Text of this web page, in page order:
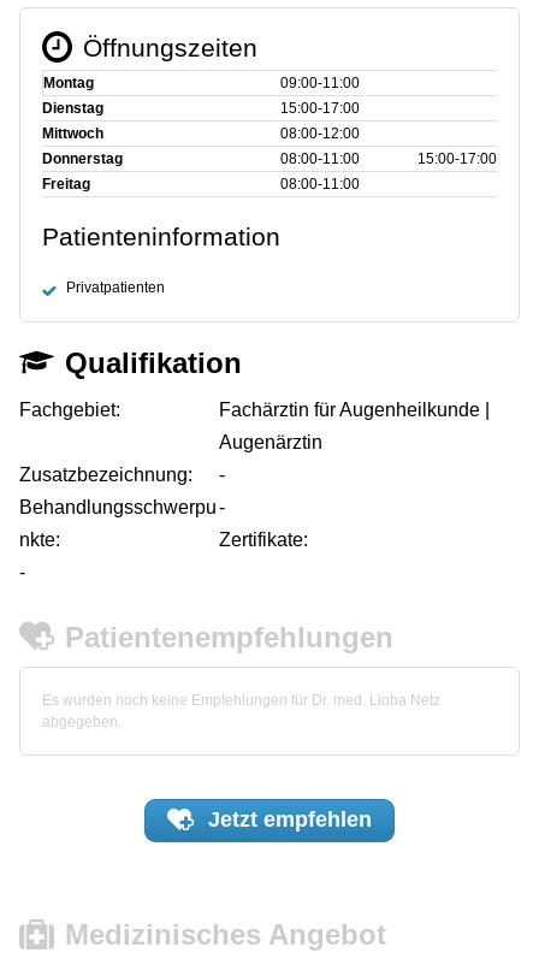
Öffnungszeiten
Montag
09:00‑11:00
Dienstag
15:00‑17:00
Mittwoch
08:00‑12:00
Donnerstag
08:00‑11:00
15:00‑17:00
Freitag
08:00‑11:00
Patienteninformation
Privatpatienten
Qualifikation
Fachgebiet:
Fachärztin für Augenheilkunde |
Augenärztin
Zusatzbezeichnung:
-
Behandlungsschwerpu
nkte:
-
Zertifikate:
-
Patientenempfehlungen
Es wurden noch keine Empfehlungen für Dr. med. Lioba Netz
abgegeben.
Jetzt empfehlen
Medizinisches Angebot